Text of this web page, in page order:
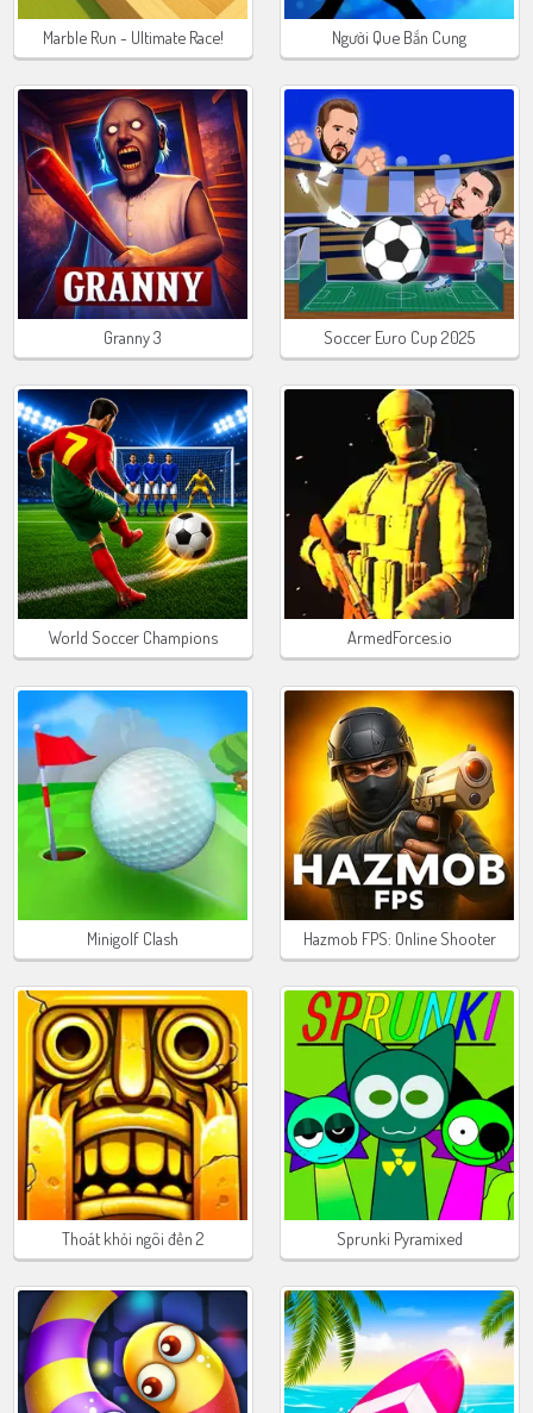
Marble Run - Ultimate Race! Người Que Bắn Cung
Granny 3 Soccer Euro Cup 2025
World Soccer Champions ArmedForces.io
Minigolf Clash Hazmob FPS: Online Shooter
Thoát khỏi ngôi đền 2 Sprunki Pyramixed